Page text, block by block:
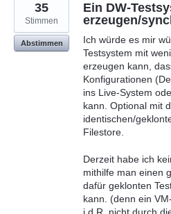
Ein DW-
erzeugen/
Ich würde es mir
Testsystem mit
erzeugen kann,
Konfigurationen
ins Live-System
kann. Optional mit
identischen/
Filestore.
Derzeit habe ich
mithilfe man einen
dafür geklonten
kann. (denn ein
i.d.R. nicht durch
35
Stimmen
Abstimmen